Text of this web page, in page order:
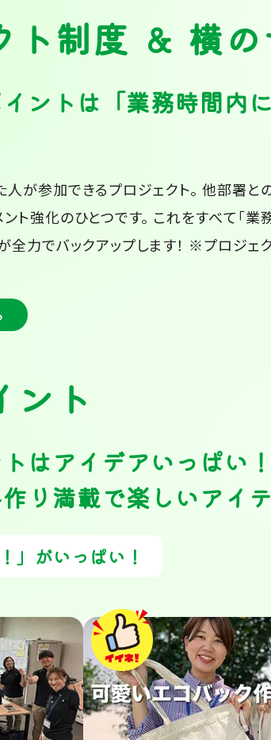
ト制度 ＆ 横
ントは「業務時間内
が参加できるプロジェクト。 他部署と
ト強化のひとつです。 これをすべて「業
力でバックアップします！ ※プロジェ
ント
はアイデアいっぱい！
り満載で楽しいアイ
」がいっぱい！